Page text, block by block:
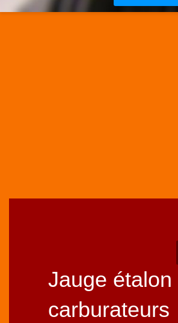
Jauge étalon
carburateurs